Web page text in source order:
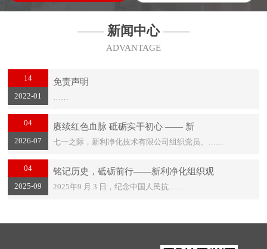
—— 新闻中心——
ADVANTAGE
14
2022-01
免责声明
04
2026-07
赓续红色血脉 砥砺实干初心 —— 新
七一之际，新利净化技术有限公司组织党员、……
04
2025-09
铭记历史，砥砺前行——新利净化组织观
2025年9 月 3 日，纪念中国人民抗……